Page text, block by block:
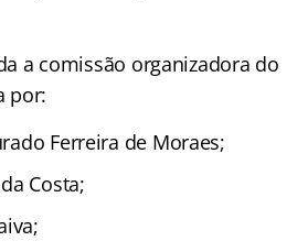
a comissão organizadora do
por:
Ferreira de Moraes;
Costa;